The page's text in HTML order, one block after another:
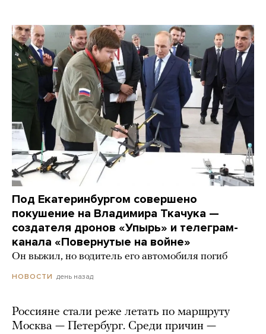
Под Екатеринбургом совершено
покушение на Владимира Ткачука —
создателя дронов «Упырь» и телеграм-
канала «Повернутые на войне»
Он выжил, но водитель его автомобиля погиб
НОВОСТИ день назад
Россияне стали реже летать по маршруту
Москва — Петербург. Среди причин —